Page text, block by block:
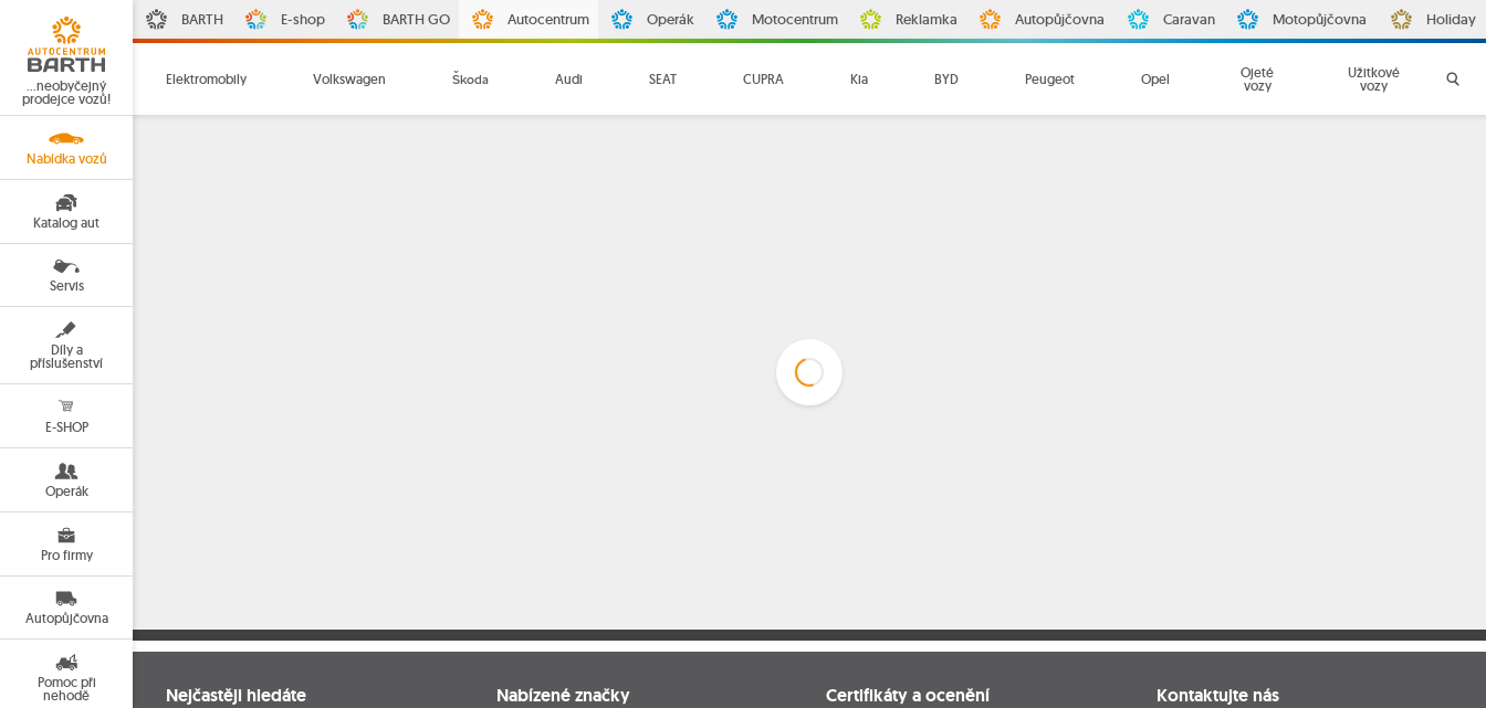
…neobyčejný
prodejce vozů!
Nabídka vozů
Katalog aut
Servis
Díly a
příslušenství
E-SHOP
Operák
Pro firmy
Autopůjčovna
Pomoc při
nehodě
BARTH E-shop BARTH GO Autocentrum Operák Motocentrum Reklamka Autopůjčovna Caravan Motopůjčovna Holiday
Elektromobily Volkswagen Škoda Audi SEAT CUPRA Kia BYD Peugeot Opel
Ojeté
vozy
Užitkové
vozy
Nejčastěji hledáte Nabízené značky Certifikáty a ocenění Kontaktujte nás